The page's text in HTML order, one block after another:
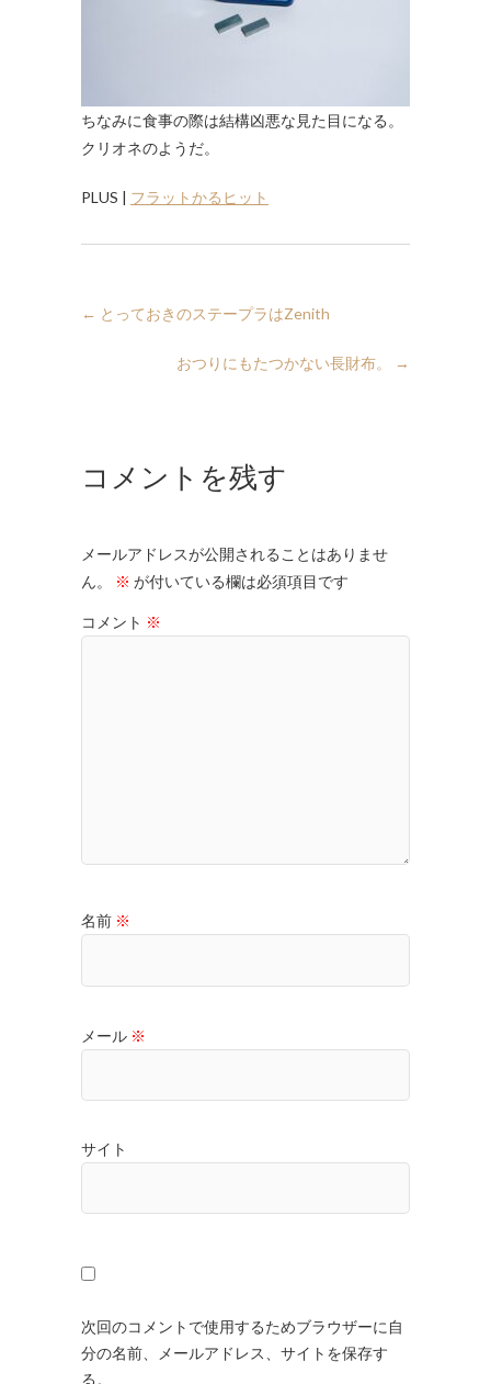
ちなみに食事の際は結構凶悪な見た目になる。
クリオネのようだ。
PLUS | フラットかるヒット
← とっておきのステープラはZenith
おつりにもたつかない長財布。 →
コメントを残す
メールアドレスが公開されることはありませ
ん。
※ が付いている欄は必須項目です
コメント ※
名前 ※
メール ※
サイト
次回のコメントで使用するためブラウザーに自
分の名前、メールアドレス、サイトを保存す
る。